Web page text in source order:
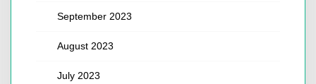
September 2023
August 2023
July 2023